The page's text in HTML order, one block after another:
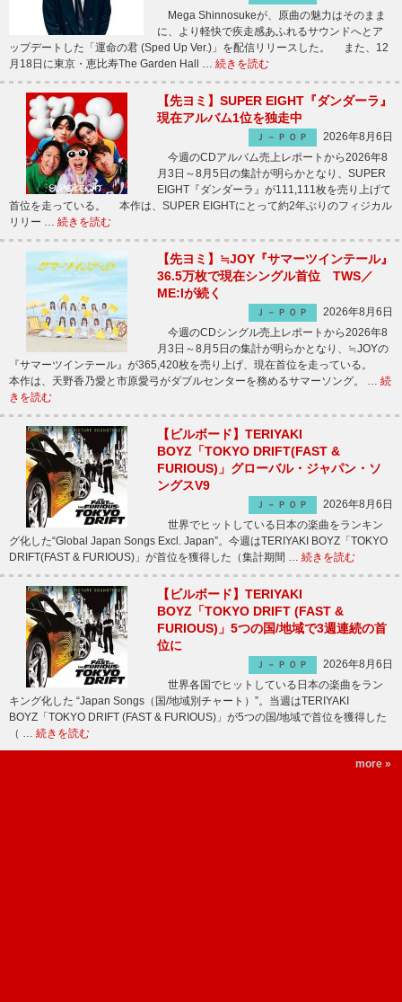
Mega Shinnosukeが、原曲の魅力はそのまま
に、より軽快で疾走感あふれるサウンドへとア
ップデートした「運命の君 (Sped Up Ver.)」を配信リリースした。 また、12
月18日に東京・恵比寿The Garden Hall … 続きを読む
【先ヨミ】SUPER EIGHT『ダンダーラ』
現在アルバム1位を独走中
Ｊ－ＰＯＰ
2026年8月6日
今週のCDアルバム売上レポートから2026年8
月3日～8月5日の集計が明らかとなり、SUPER
EIGHT『ダンダーラ』が111,111枚を売り上げて
首位を走っている。 本作は、SUPER EIGHTにとって約2年ぶりのフィジカル
リリー … 続きを読む
【先ヨミ】≒JOY『サマーツインテール』
36.5万枚で現在シングル首位 TWS／
ME:Iが続く
Ｊ－ＰＯＰ
2026年8月6日
今週のCDシングル売上レポートから2026年8
月3日～8月5日の集計が明らかとなり、≒JOYの
『サマーツインテール』が365,420枚を売り上げ、現在首位を走っている。
本作は、天野香乃愛と市原愛弓がダブルセンターを務めるサマーソング。 … 続
きを読む
【ビルボード】TERIYAKI
BOYZ「TOKYO DRIFT(FAST &
FURIOUS)」グローバル・ジャパン・ソ
ングスV9
Ｊ－ＰＯＰ
2026年8月6日
世界でヒットしている日本の楽曲をランキン
グ化した“Global Japan Songs Excl. Japan”。今週はTERIYAKI BOYZ「TOKYO
DRIFT(FAST & FURIOUS)」が首位を獲得した（集計期間 … 続きを読む
【ビルボード】TERIYAKI
BOYZ「TOKYO DRIFT (FAST &
FURIOUS)」5つの国/地域で3週連続の首
位に
Ｊ－ＰＯＰ
2026年8月6日
世界各国でヒットしている日本の楽曲をラン
キング化した “Japan Songs（国/地域別チャート）”。当週はTERIYAKI
BOYZ「TOKYO DRIFT (FAST & FURIOUS)」が5つの国/地域で首位を獲得した
（ … 続きを読む
more »